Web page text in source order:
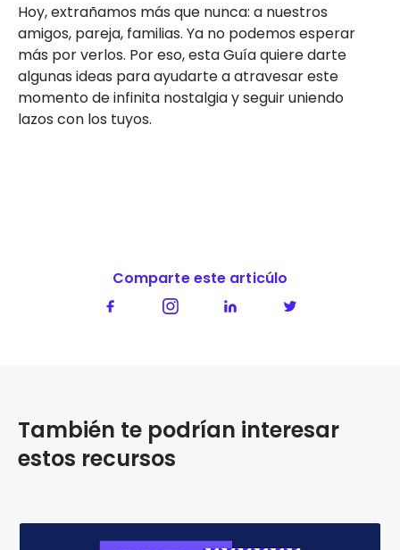
Hoy, extrañamos más que nunca: a nuestros
amigos, pareja, familias. Ya no podemos esperar
más por verlos. Por eso, esta Guía quiere darte
algunas ideas para ayudarte a atravesar este
momento de infinita nostalgia y seguir uniendo
lazos con los tuyos.
Comparte este articúlo
También te podrían interesar
estos recursos